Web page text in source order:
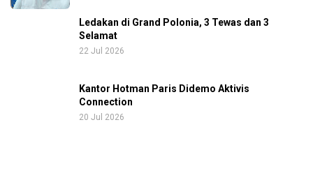
Ledakan di Grand Polonia, 3 Tewas dan 3
Selamat
22 Jul 2026
Kantor Hotman Paris Didemo Aktivis
Connection
20 Jul 2026